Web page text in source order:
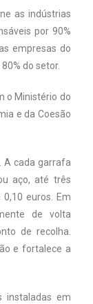
as indústrias
por 90%
empresas do
do setor.
o Ministério do
e da Coesão
A cada garrafa
aço, até três
euros. Em
de volta
de recolha.
e fortalece a
instaladas em